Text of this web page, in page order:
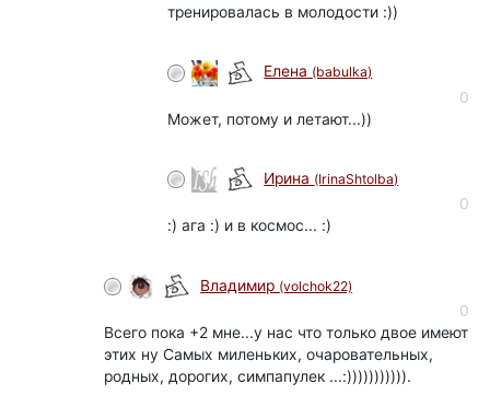
тренировалась в молодости :))
Елена (babulka)
0
Может, потому и летают...))
Ирина (IrinaShtolba)
0
:) ага :) и в космос... :)
Владимир (volchok22)
0
Всего пока +2 мне...у нас что только двое имеют
этих ну Самых миленьких, очаровательных,
родных, дорогих, симпапулек ...:))))))))))).